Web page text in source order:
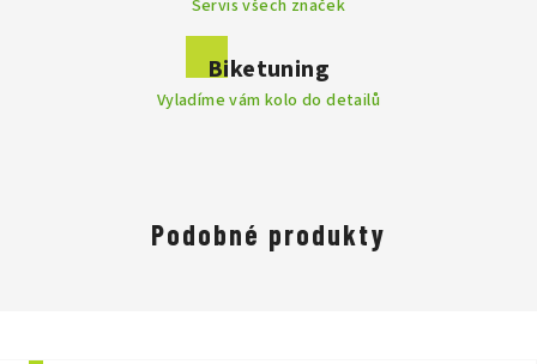
vyvíjí nespočet prototypů a technologií, které jsou do výroby
kol implementovány. Každý model prochází řadou testů a
vyznačuje se dokonalostí do posledního detailu. Značka Focus
je mezi profesionály velmi známá, nabízí perfektní výkon,
vyváženost a dokáže uspokojit i ty nejnáročnější jezdce.
Servis všech značek
Biketuning
Vyladíme vám kolo do detailů
Podobné produkty